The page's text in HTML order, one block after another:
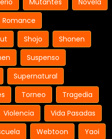
Romance
Shojo
Shonen
Suspenso
Supernatural
Torneo
Tragedia
Violencia
Vida Pasadas
Webtoon
Yaoi